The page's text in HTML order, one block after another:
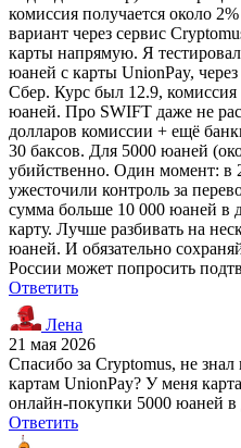
комиссия получается около
вариант через сервис
карты напрямую. Я
юаней с карты UnionPay,
Сбер. Курс был 12.9,
юаней. Про SWIFT даже не
долларов комиссии + ещё
30 баксов. Для 5000 юаней
убийственно. Один момент: в
ужесточили контроль за
сумма больше 10 000 юаней в
карту. Лучше разбивать на
юаней. И обязательно
России может попросить
Ответить
Лена
21 мая 2026
Спасибо за Cryptomus, не
картам UnionPay? У меня
онлайн-покупки 5000 юаней в
Ответить